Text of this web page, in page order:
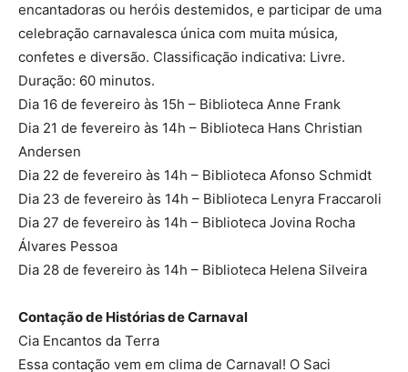
encantadoras ou heróis destemidos, e participar de uma
celebração carnavalesca única com muita música,
confetes e diversão. Classificação indicativa: Livre.
Duração: 60 minutos.
Dia 16 de fevereiro às 15h – Biblioteca Anne Frank
Dia 21 de fevereiro às 14h – Biblioteca Hans Christian
Andersen
Dia 22 de fevereiro às 14h – Biblioteca Afonso Schmidt
Dia 23 de fevereiro às 14h – Biblioteca Lenyra Fraccaroli
Dia 27 de fevereiro às 14h – Biblioteca Jovina Rocha
Álvares Pessoa
Dia 28 de fevereiro às 14h – Biblioteca Helena Silveira
Contação de Histórias de Carnaval
Cia Encantos da Terra
Essa contação vem em clima de Carnaval! O Saci